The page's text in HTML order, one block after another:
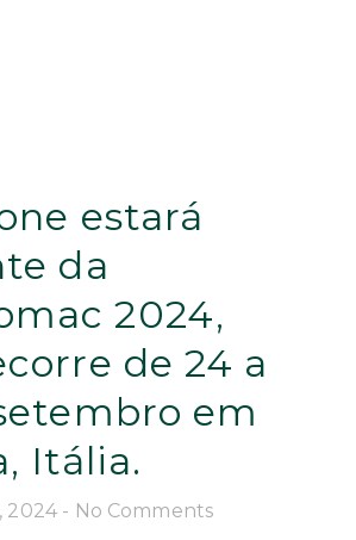
estará
da
2024,
de 24 a
em
Itália.
2024 No Comments